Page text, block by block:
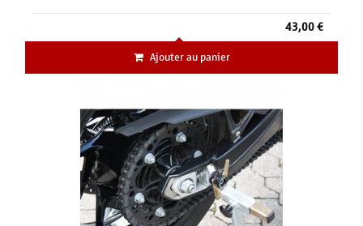
43,00 €
Ajouter au panier